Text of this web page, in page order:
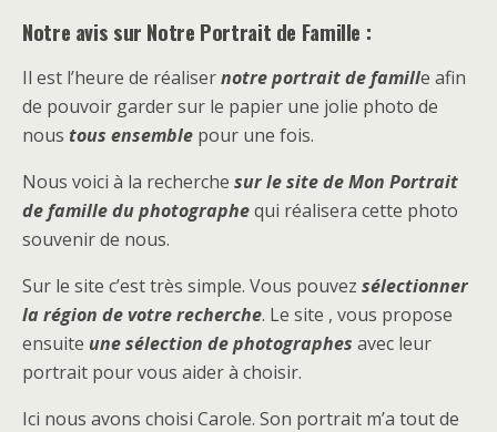
Notre avis sur Notre Portrait de Famille :
Il est l’heure de réalisernotre portrait de famille afin
de pouvoir garder sur le papier une jolie photo de
nous tous ensemble pour une fois.
Nous voici à la recherche sur le site de Mon Portrait
de famille du photographequi réalisera cette photo
souvenir de nous.
Sur le site c’est très simple. Vous pouvez sélectionner
la région de votre recherche. Le site , vous propose
ensuite une sélection de photographes avec leur
portrait pour vous aider à choisir.
Ici nous avons choisi Carole. Son portrait m’a tout de